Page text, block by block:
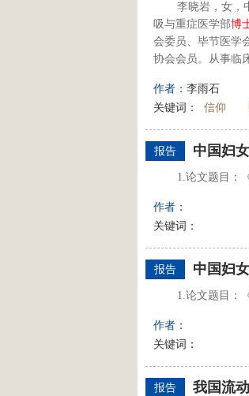
李晓岩，女，
吸与重症医学部博
会委员、毕节医学
协会会员。从事临
作者： 李雨石
关键词：
信仰
报告 中国妇
1.论文题目：
作者：
关键词：
报告 中国妇
1.论文题目：
作者：
关键词：
报告 我国流